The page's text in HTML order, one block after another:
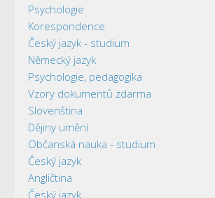
Psychologie
Korespondence
Český jazyk - studium
Německý jazyk
Psychologie, pedagogika
Vzory dokumentů zdarma
Slovenština
Dějiny umění
Občanská nauka - studium
Český jazyk
Angličtina
Český jazyk